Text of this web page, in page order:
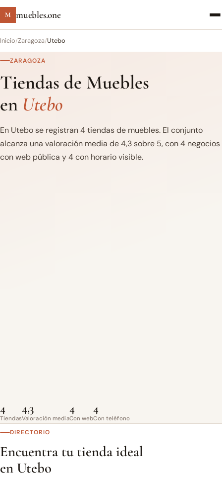
M muebles.one
Inicio/Zaragoza/Utebo
ZARAGOZA
Tiendas de Muebles
en Utebo
En Utebo se registran 4 tiendas de muebles. El conjunto
alcanza una valoración media de 4,3 sobre 5, con 4 negocios
con web pública y 4 con horario visible.
4
Tiendas
4,3
Valoración media
4
Con web
4
Con teléfono
DIRECTORIO
Encuentra tu tienda ideal
en Utebo